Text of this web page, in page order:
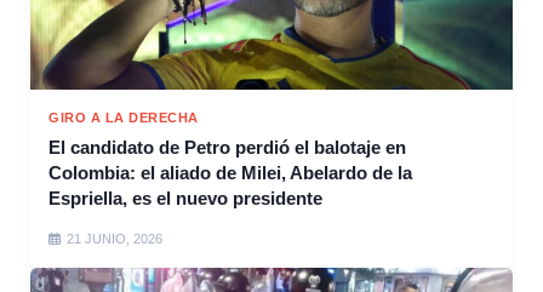
GIRO A LA DERECHA
El candidato de Petro perdió el balotaje en
Colombia: el aliado de Milei, Abelardo de la
Espriella, es el nuevo presidente
21 JUNIO, 2026